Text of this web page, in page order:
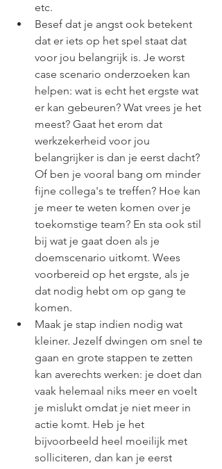
etc.
Besef dat je angst ook betekent
dat er iets op het spel staat dat
voor jou belangrijk is. Je worst
case scenario onderzoeken kan
helpen: wat is echt het ergste wat
er kan gebeuren? Wat vrees je het
meest? Gaat het erom dat
werkzekerheid voor jou
belangrijker is dan je eerst dacht?
Of ben je vooral bang om minder
fijne collega's te treffen? Hoe kan
je meer te weten komen over je
toekomstige team? En sta ook stil
bij wat je gaat doen als je
doemscenario uitkomt. Wees
voorbereid op het ergste, als je
dat nodig hebt om op gang te
komen.
Maak je stap indien nodig wat
kleiner. Jezelf dwingen om snel te
gaan en grote stappen te zetten
kan averechts werken: je doet dan
vaak helemaal niks meer en voelt
je mislukt omdat je niet meer in
actie komt. Heb je het
bijvoorbeeld heel moeilijk met
solliciteren, dan kan je eerst